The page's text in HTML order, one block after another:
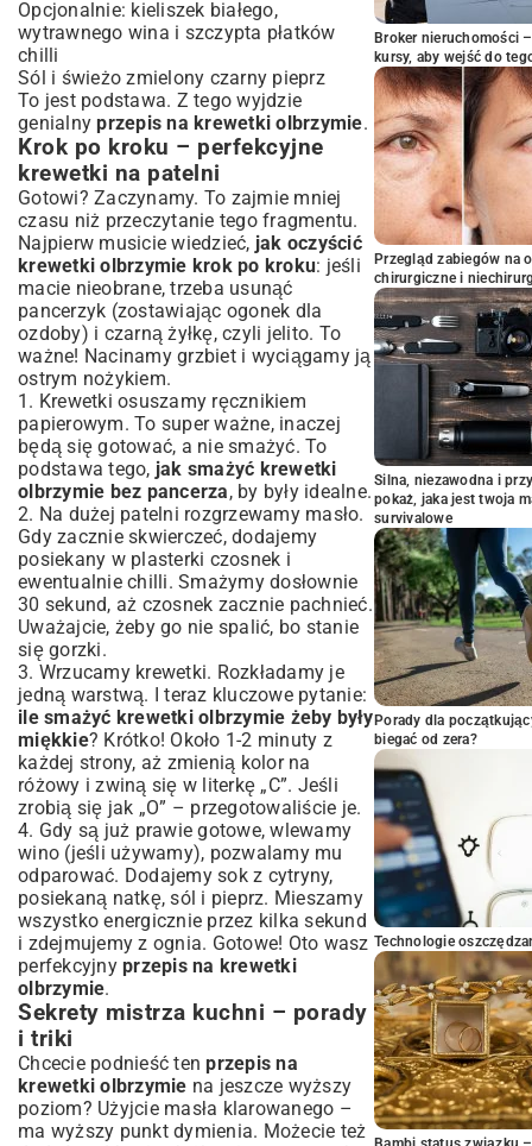
Opcjonalnie: kieliszek białego,
wytrawnego wina i szczypta płatków
chilli
Sól i świeżo zmielony czarny pieprz
To jest podstawa. Z tego wyjdzie
genialnyprzepis na krewetki olbrzymie.
Krok po kroku – perfekcyjne
krewetki na patelni
Gotowi? Zaczynamy. To zajmie mniej
czasu niż przeczytanie tego fragmentu.
Najpierw musicie wiedzieć, jak oczyścić
krewetki olbrzymie krok po kroku: jeśli
macie nieobrane, trzeba usunąć
pancerzyk (zostawiając ogonek dla
ozdoby) i czarną żyłkę, czyli jelito. To
ważne! Nacinamy grzbiet i wyciągamy ją
ostrym nożykiem.
1. Krewetki osuszamy ręcznikiem
papierowym. To super ważne, inaczej
będą się gotować, a nie smażyć. To
podstawa tego, jak smażyć krewetki
olbrzymie bez pancerza, by były idealne.
2. Na dużej patelni rozgrzewamy masło.
Gdy zacznie skwierczeć, dodajemy
posiekany w plasterki czosnek i
ewentualnie chilli. Smażymy dosłownie
30 sekund, aż czosnek zacznie pachnieć.
Uważajcie, żeby go nie spalić, bo stanie
się gorzki.
3. Wrzucamy krewetki. Rozkładamy je
jedną warstwą. I teraz kluczowe pytanie:
ile smażyć krewetki olbrzymie żeby były
miękkie? Krótko! Około 1-2 minuty z
każdej strony, aż zmienią kolor na
różowy i zwiną się w literkę „C”. Jeśli
zrobią się jak „O” – przegotowaliście je.
4. Gdy są już prawie gotowe, wlewamy
wino (jeśli używamy), pozwalamy mu
odparować. Dodajemy sok z cytryny,
posiekaną natkę, sól i pieprz. Mieszamy
wszystko energicznie przez kilka sekund
i zdejmujemy z ognia. Gotowe! Oto wasz
perfekcyjny przepis na krewetki
olbrzymie.
Sekrety mistrza kuchni – porady
i triki
Chcecie podnieść tenprzepis na
krewetki olbrzymie na jeszcze wyższy
poziom? Użyjcie masła klarowanego –
ma wyższy punkt dymienia. Możecie też
Broker nieruchomości
kursy, aby wejść do
Przegląd zabiegów na
chirurgiczne i
Silna, niezawodna i
pokaż, jaka jest twoja
survivalowe
Porady dla
biegać od zera?
Technologie